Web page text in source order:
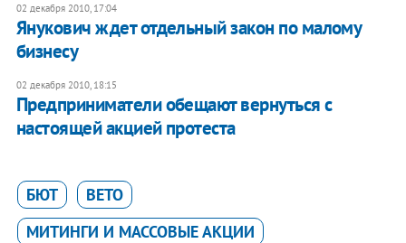
02 декабря 2010, 17:04
Янукович ждет отдельный закон по малому
бизнесу
02 декабря 2010, 18:15
Предприниматели обещают вернуться с
настоящей акцией протеста
БЮТ
ВЕТО
МИТИНГИ И МАССОВЫЕ АКЦИИ